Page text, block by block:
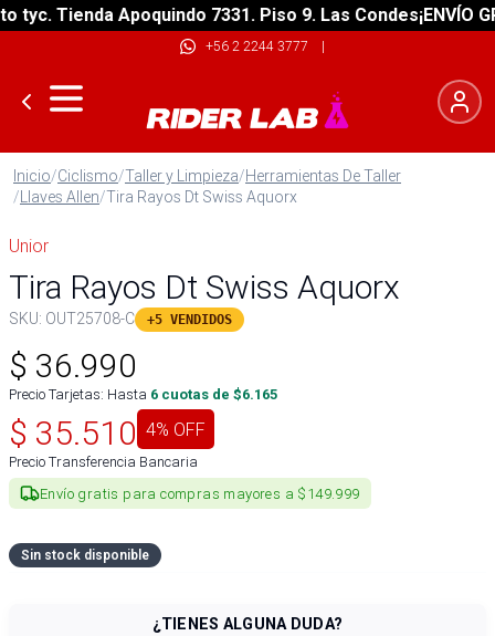
Tienda Apoquindo 7331. Piso 9. Las Condes¡ENVÍO
+56 2 2244 3777 |
Inicio/Ciclismo/Taller y Limpieza/Herramientas De Taller
/Llaves Allen/Tira Rayos Dt Swiss Aquorx
Unior
Tira Rayos Dt Swiss Aquorx
SKU: OUT25708-C +5 VENDIDOS
$ 36.990
Precio Tarjetas: Hasta 6 cuotas de $6.165
$ 35.510 4% OFF
Precio Transferencia Bancaria
Envío gratis para compras mayores a $149.999
Sin stock disponible
¿TIENES ALGUNA DUDA?